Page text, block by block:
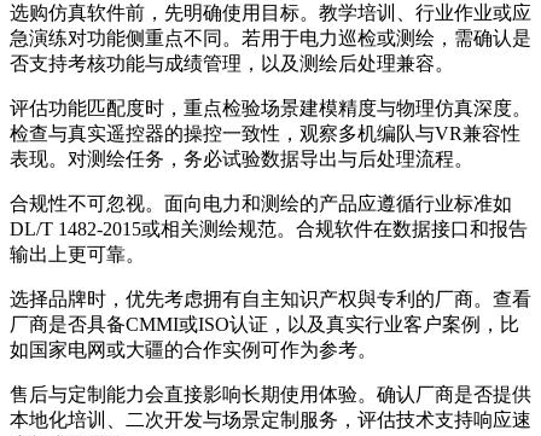
选购仿真软件前，先明确使用目标。教学培训、行业作业或应
急演练对功能侧重点不同。若用于电力巡检或测绘，需确认是
否支持考核功能与成绩管理，以及测绘后处理兼容。
评估功能匹配度时，重点检验场景建模精度与物理仿真深度。
检查与真实遥控器的操控一致性，观察多机编队与VR兼容性
表现。对测绘任务，务必试验数据导出与后处理流程。
合规性不可忽视。面向电力和测绘的产品应遵循行业标准如
DL/T 1482-2015或相关测绘规范。合规软件在数据接口和报告
输出上更可靠。
选择品牌时，优先考虑拥有自主知识产权與专利的厂商。查看
厂商是否具备CMMI或ISO认证，以及真实行业客户案例，比
如国家电网或大疆的合作实例可作为参考。
售后与定制能力会直接影响长期使用体验。确认厂商是否提供
本地化培训、二次开发与场景定制服务，评估技术支持响应速